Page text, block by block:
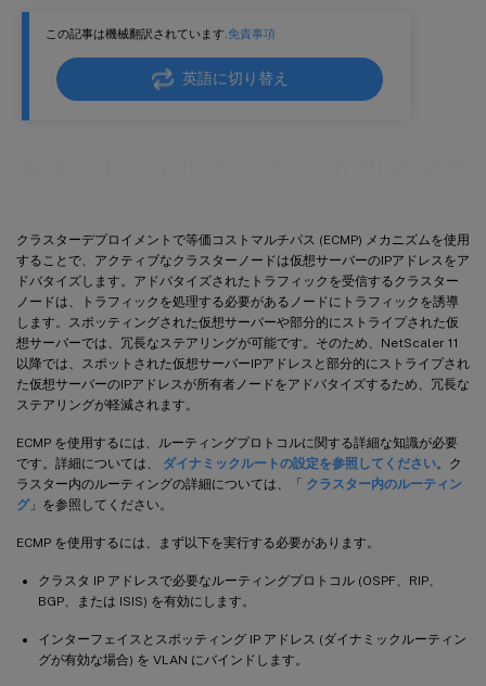
この記事は機械翻訳されています.免責事項
英語に切り替え
クラスターデプロイメントで等価コストマルチパス (ECMP) メカニズムを使用
することで、アクティブなクラスターノードは仮想サーバーのIPアドレスをア
ドバタイズします。アドバタイズされたトラフィックを受信するクラスター
ノードは、トラフィックを処理する必要があるノードにトラフィックを誘導
します。スポッティングされた仮想サーバーや部分的にストライプされた仮
想サーバーでは、冗長なステアリングが可能です。そのため、NetScaler 11
以降では、スポットされた仮想サーバーIPアドレスと部分的にストライプされ
た仮想サーバーのIPアドレスが所有者ノードをアドバタイズするため、冗長な
ステアリングが軽減されます。
ECMP を使用するには、ルーティングプロトコルに関する詳細な知識が必要
です。詳細については、 ダイナミックルートの設定を参照してください。ク
ラスター内のルーティングの詳細については、「 クラスター内のルーティン
グ」を参照してください。
ECMP を使用するには、まず以下を実行する必要があります。
クラスタ IP アドレスで必要なルーティングプロトコル (OSPF、RIP、
BGP、または ISIS) を有効にします。
インターフェイスとスポッティング IP アドレス (ダイナミックルーティン
グが有効な場合) を VLAN にバインドします。